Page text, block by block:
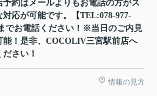
予約はメールよりもお電話の方がス
対応が可能です。【TEL:078-977-
でお電話ください！※当日のご内見
能！是非、COCOLIV三宮駅前店へ
さい！
情報の見方